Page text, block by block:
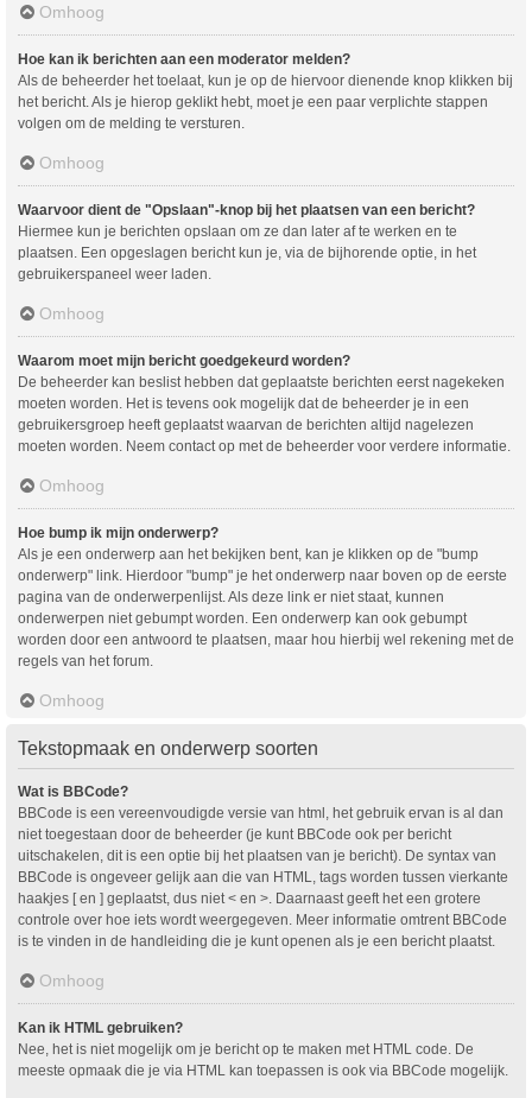
Omhoog
Hoe kan ik berichten aan een moderator melden?
Als de beheerder het toelaat, kun je op de hiervoor dienende knop klikken bij
het bericht. Als je hierop geklikt hebt, moet je een paar verplichte stappen
volgen om de melding te versturen.
Omhoog
Waarvoor dient de "Opslaan"-knop bij het plaatsen van een bericht?
Hiermee kun je berichten opslaan om ze dan later af te werken en te
plaatsen. Een opgeslagen bericht kun je, via de bijhorende optie, in het
gebruikerspaneel weer laden.
Omhoog
Waarom moet mijn bericht goedgekeurd worden?
De beheerder kan beslist hebben dat geplaatste berichten eerst nagekeken
moeten worden. Het is tevens ook mogelijk dat de beheerder je in een
gebruikersgroep heeft geplaatst waarvan de berichten altijd nagelezen
moeten worden. Neem contact op met de beheerder voor verdere informatie.
Omhoog
Hoe bump ik mijn onderwerp?
Als je een onderwerp aan het bekijken bent, kan je klikken op de "bump
onderwerp" link. Hierdoor "bump" je het onderwerp naar boven op de eerste
pagina van de onderwerpenlijst. Als deze link er niet staat, kunnen
onderwerpen niet gebumpt worden. Een onderwerp kan ook gebumpt
worden door een antwoord te plaatsen, maar hou hierbij wel rekening met de
regels van het forum.
Omhoog
Tekstopmaak en onderwerp soorten
Wat is BBCode?
BBCode is een vereenvoudigde versie van html, het gebruik ervan is al dan
niet toegestaan door de beheerder (je kunt BBCode ook per bericht
uitschakelen, dit is een optie bij het plaatsen van je bericht). De syntax van
BBCode is ongeveer gelijk aan die van HTML, tags worden tussen vierkante
haakjes [ en ] geplaatst, dus niet < en >. Daarnaast geeft het een grotere
controle over hoe iets wordt weergegeven. Meer informatie omtrent BBCode
is te vinden in de handleiding die je kunt openen als je een bericht plaatst.
Omhoog
Kan ik HTML gebruiken?
Nee, het is niet mogelijk om je bericht op te maken met HTML code. De
meeste opmaak die je via HTML kan toepassen is ook via BBCode mogelijk.